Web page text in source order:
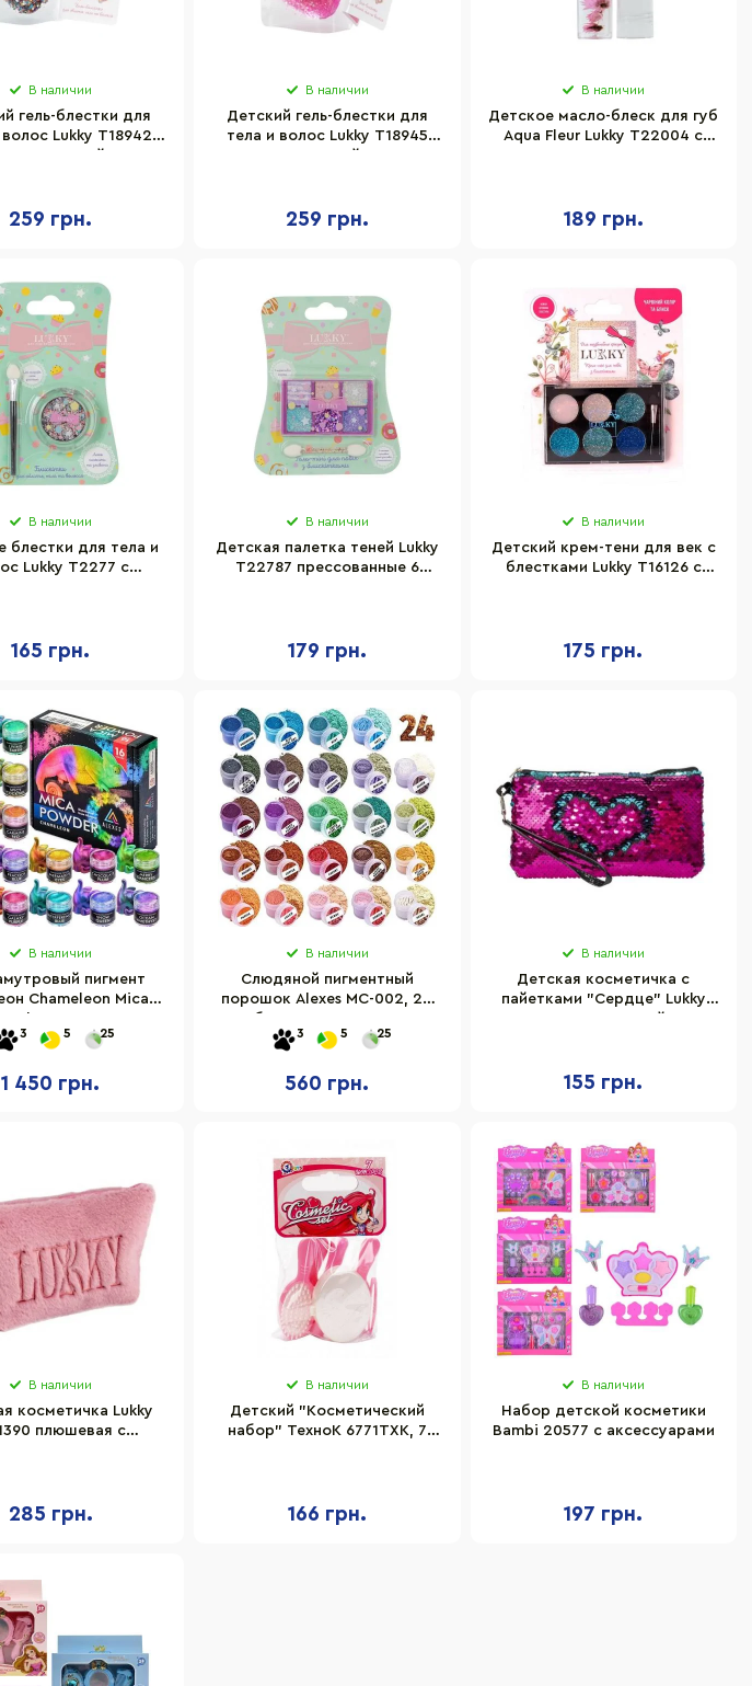
В наличии
гель-блестки для
волос Lukky T18942
259 грн.
В наличии
Детский гель-блестки для
тела и волос Lukky T18945
259 грн.
В наличии
Детское масло-блеск для губ
Aqua Fleur Lukky T22004 с
189 грн.
В наличии
блестки для тела и
Lukky T2277 с
165 грн.
В наличии
Детская палетка теней Lukky
T22787 прессованные 6
179 грн.
В наличии
Детский крем-тени для век с
блестками Lukky T16126 с
175 грн.
В наличии
пигмент
Chameleon Mica
цветов
3 5 25
1 450 грн.
В наличии
Слюдяной пигментный
порошок Alexes MC-002, 24
3 5 25
560 грн.
В наличии
Детская косметичка с
пайетками "Сердце" Lukky
155 грн.
В наличии
косметичка Lukky
плюшевая с
285 грн.
В наличии
Детский "Косметический
набор" ТехноК 6771TXK, 7
166 грн.
В наличии
Набор детской косметики
Bambi 20577 с аксессуарами
197 грн.